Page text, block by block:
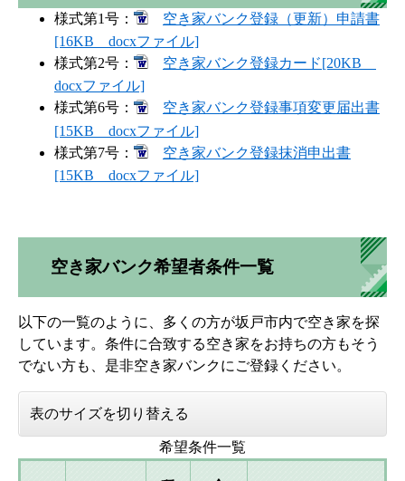
様式第1号：
空き家バンク登録（更新）申請書
[16KB docxファイル]
様式第2号：
空き家バンク登録カード[20KB
docxファイル]
様式第6号：
空き家バンク登録事項変更届出書
[15KB docxファイル]
様式第7号：
空き家バンク登録抹消申出書
[15KB docxファイル]
空き家バンク希望者条件一覧
以下の一覧のように、多くの方が坂戸市内で空き家を探
しています。条件に合致する空き家をお持ちの方もそう
でない方も、是非空き家バンクにご登録ください。
表のサイズを切り替える
希望条件一覧